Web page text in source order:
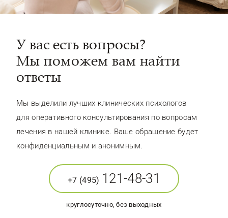
У вас есть вопросы?
Мы поможем вам найти
ответы
Мы выделили лучших клинических психологов
для оперативного консультирования по вопросам
лечения в нашей клинике. Ваше обращение будет
конфиденциальным и анонимным.
+7 (495) 121-48-31
круглосуточно, без выходных